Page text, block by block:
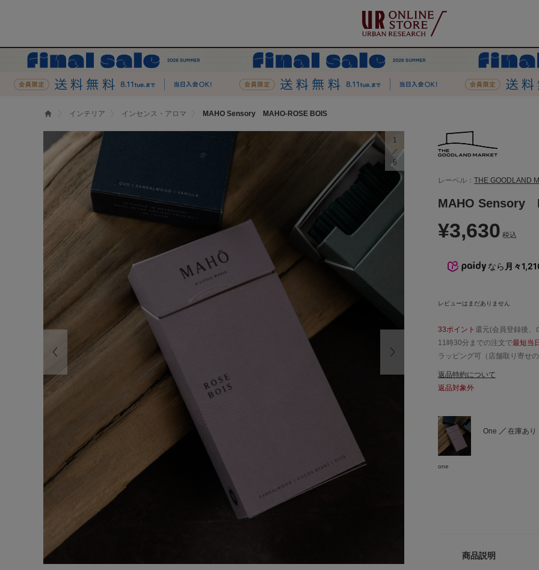
インテリア インセンス・アロマ MAHO Sensory MAHO-ROSE BOIS
1
6
レーベル： THE GOODLAND
MAHO Sensory
¥3,630 税込
なら 月々
レビューはまだありません
33ポイント 還元(会員登録後、
11時30分までの注文で最短当
ラッピング可（店舗取り寄せの
返品特約について
返品対象外
one
One 在庫あり
商品説明